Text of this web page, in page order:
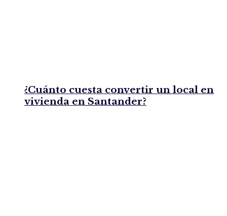
¿Cuánto cuesta convertir un local en
vivienda en Santander?